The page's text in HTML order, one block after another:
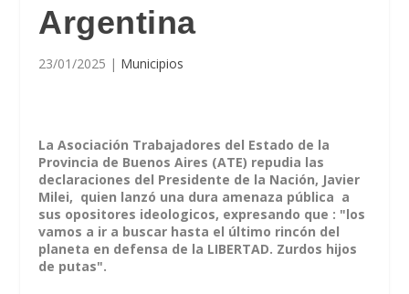
Argentina
23/01/2025 | Municipios
La Asociación Trabajadores del Estado de la
Provincia de Buenos Aires (ATE) repudia las
declaraciones del Presidente de la Nación, Javier
Milei, quien lanzó una dura amenaza pública a
sus opositores ideologicos, expresando que : "los
vamos a ir a buscar hasta el último rincón del
planeta en defensa de la LIBERTAD. Zurdos hijos
de putas".